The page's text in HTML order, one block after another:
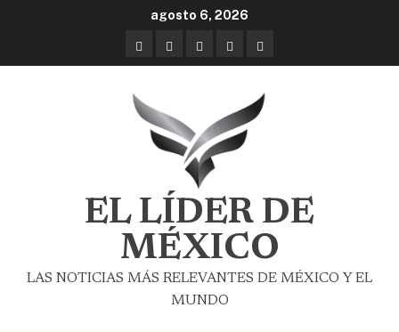
agosto 6, 2026
EL LÍDER DE
MÉXICO
LAS NOTICIAS MÁS RELEVANTES DE MÉXICO Y EL
MUNDO